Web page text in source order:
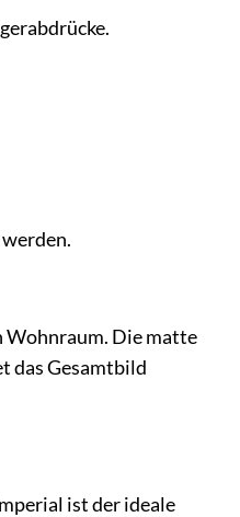
Wohnraum. Die matte
das Gesamtbild
ist der ideale